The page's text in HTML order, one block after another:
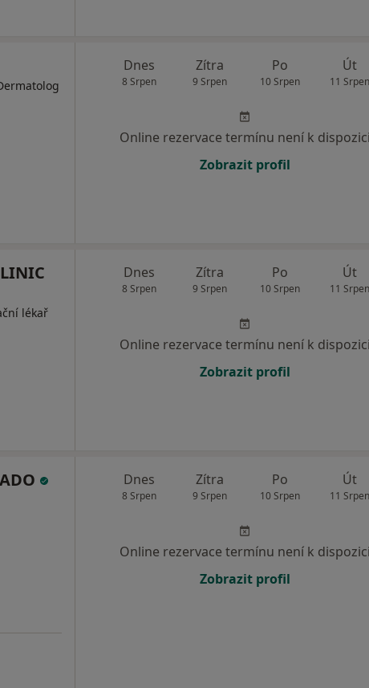
Dnes
8 Srpen
Zítra
9 Srpen
Po
10 Srpen
Út
11 Srpen
Online rezervace termínu není k dispozici
Zobrazit profil
lékař
Dnes
8 Srpen
Zítra
9 Srpen
Po
10 Srpen
Út
11 Srpen
Online rezervace termínu není k dispozici
Zobrazit profil
Dnes
8 Srpen
Zítra
9 Srpen
Po
10 Srpen
Út
11 Srpen
Online rezervace termínu není k dispozici
Zobrazit profil